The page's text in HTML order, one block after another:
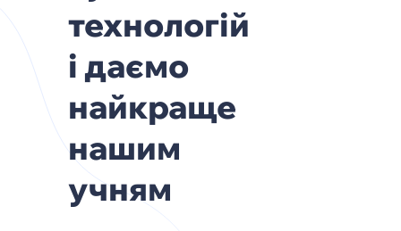
технологій
і даємо
найкраще
нашим
учням